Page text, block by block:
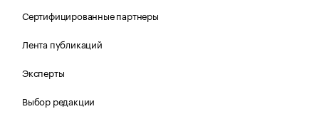
Сертифицированные партнеры
Лента публикаций
Эксперты
Выбор редакции